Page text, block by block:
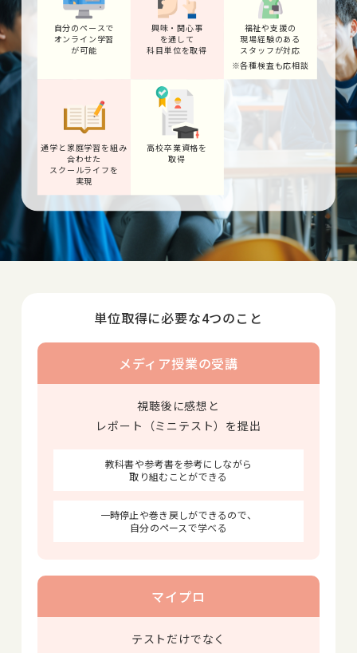
自分のペースで
オンライン学習
が可能
興味・関心事
を通して
科目単位を取得
福祉や支援の
現場経験のある
スタッフが対応
※各種検査も応相談
通学と家庭学習を組み
合わせた
スクールライフを
実現
高校卒業資格を
取得
単位取得に必要な4つのこと
メディア授業の受講
視聴後に感想と
レポート（ミニテスト）を提出
教科書や参考書を参考にしながら
取り組むことができる
一時停止や巻き戻しができるので、
自分のペースで学べる
マイプロ
テストだけでなく